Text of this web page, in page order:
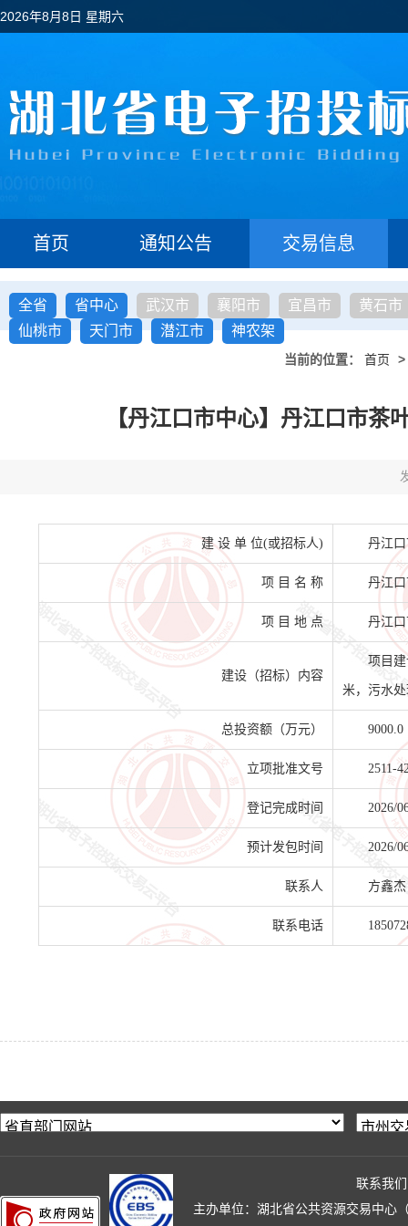
2026年8月8日 星期六
首页 通知公告 交易信息
全省 省中心 武汉市 襄阳市 宜昌市
黄石市
仙桃市
天门市 潜江市 神农架
当前的位置： 首页 >
【丹江口市中心】丹江口市茶
建 设 单 位(或招标人) 丹江
项 目 名 称 丹江
项 目 地 点 丹江
建设（招标）内容
项目
米，污水
总投资额（万元） 9000.0
立项批准文号 2511-
登记完成时间 2026/
预计发包时间 2026/
联系人 方鑫杰
联系电话
联系我们
主办单位：湖北省公共资源交易中心